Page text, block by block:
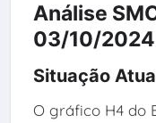
Análise
03/10/2024
Situação
O gráfico H4 do